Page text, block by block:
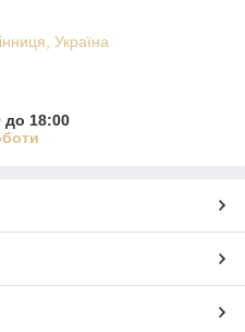
Україна
до 18:00